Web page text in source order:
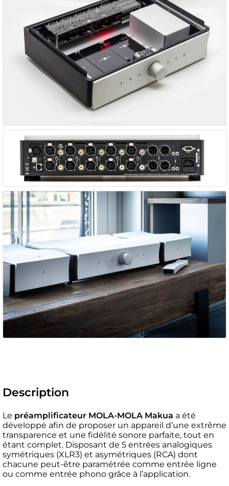
Description
Le préamplificateur MOLA-MOLA Makua a été
développé afin de proposer un appareil d’une extrême
transparence et une fidélité sonore parfaite, tout en
étant complet. Disposant de 5 entrées analogiques
symétriques (XLR3) et asymétriques (RCA) dont
chacune peut-être paramétrée comme entrée ligne
ou comme entrée phono grâce à l’application.